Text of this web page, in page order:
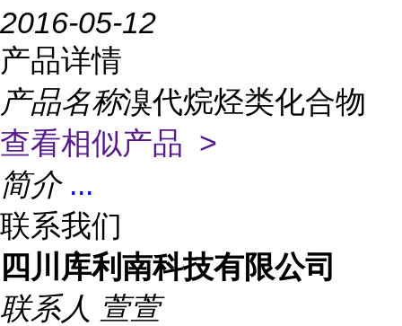
2016-05-12
产品详情
产品名称溴代烷烃类化合物
查看相似产品 >
简介 ...
联系我们
四川库利南科技有限公司
联系人 萱萱